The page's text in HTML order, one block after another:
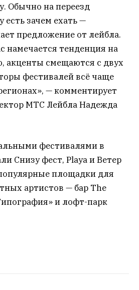
Обычно на переезд
есть зачем ехать —
предложение от лейбла.
намечается тенденция на
акценты смещаются с двух
фестивалей всё чаще
— комментирует
МТС Лейбла Надежда
фестивалями в
Снизу фест, Playa и Ветер
площадки для
артистов — бар The
и лофт-парк